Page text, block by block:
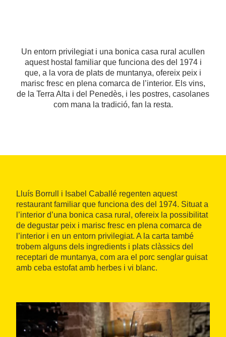
Un entorn privilegiat i una bonica casa rural acullen
aquest hostal familiar que funciona des del 1974 i
que, a la vora de plats de muntanya, ofereix peix i
marisc fresc en plena comarca de l’interior. Els vins,
de la Terra Alta i del Penedès, i les postres, casolanes
com mana la tradició, fan la resta.
Lluís Borrull i Isabel Caballé regenten aquest
restaurant familiar que funciona des del 1974. Situat a
l’interior d’una bonica casa rural, ofereix la possibilitat
de degustar peix i marisc fresc en plena comarca de
l’interior i en un entorn privilegiat. A la carta també
trobem alguns dels ingredients i plats clàssics del
receptari de muntanya, com ara el porc senglar guisat
amb ceba estofat amb herbes i vi blanc.